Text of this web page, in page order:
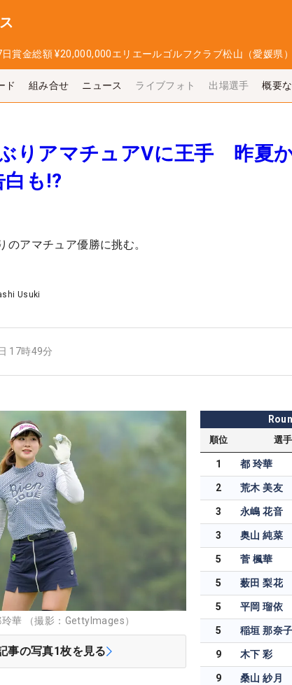
日賞金総額 ¥20,000,000エリエールゴルフクラブ松山（愛媛県）
ド 組み合せ ニュース ライブフォト 出場選手 概要
りアマチュアVに王手 昨夏
白も!?
アマチュア優勝に挑む。
Usuki
17時49分
華 （撮影：GettyImages）
事の写真1枚を見る
順位 選
1 都 玲華
2 荒木 美友
3 永嶋 花音
3 奥山 純菜
5 菅 楓華
5 薮田 梨花
5 平岡 瑠依
5 稲垣 那奈子
9 木下 彩
9 桑山 紗月